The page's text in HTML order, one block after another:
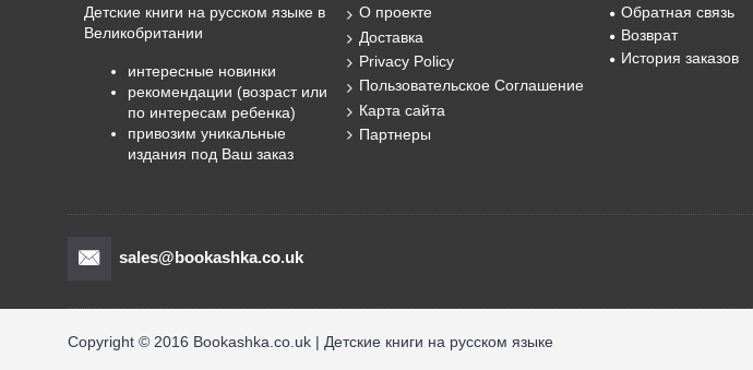
Детские книги на русском языке в
Великобритании
интересные новинки
рекомендации (возраст или
по интересам ребенка)
привозим уникальные
издания под Ваш заказ
О проекте
Доставка
Privacy Policy
Пользовательское Соглашение
Карта сайта
Партнеры
Обратная связь
Возврат
История заказов
sales@bookashka.co.uk
Copyright © 2016 Bookashka.co.uk | Детские книги на русском языке